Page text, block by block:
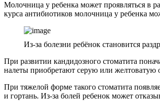
Молочница у ребенка может проявляться в
курса антибиотиков молочница у ребенка
Из-за болезни ребёнок становится
При развитии кандидозного стоматита
налеты приобретают серую или желтоватую
При тяжелой форме такого стоматита
и гортань. Из-за болей ребенок может